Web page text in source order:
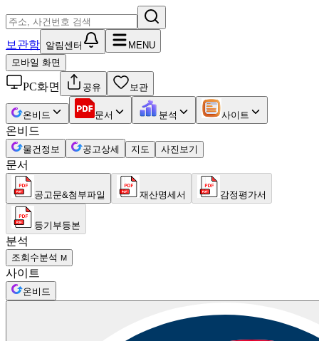
보관함 알림센터
MENU
모바일 화면
PC화면 공유 보관
온비드 문서 분석 사이트
온비드
물건정보 공고상세 지도 사진보기
문서
공고문&첨부파일 재산명세서 감정평가서
등기부등본
분석
조회수분석 M
사이트
온비드